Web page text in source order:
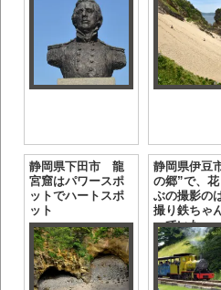
静岡県下田市 龍
宮窟はパワースポ
ットでハートスポ
ット
静岡県伊豆
の郷”で、花
ぶの撮影の
撮り鉄ちゃ
っていた